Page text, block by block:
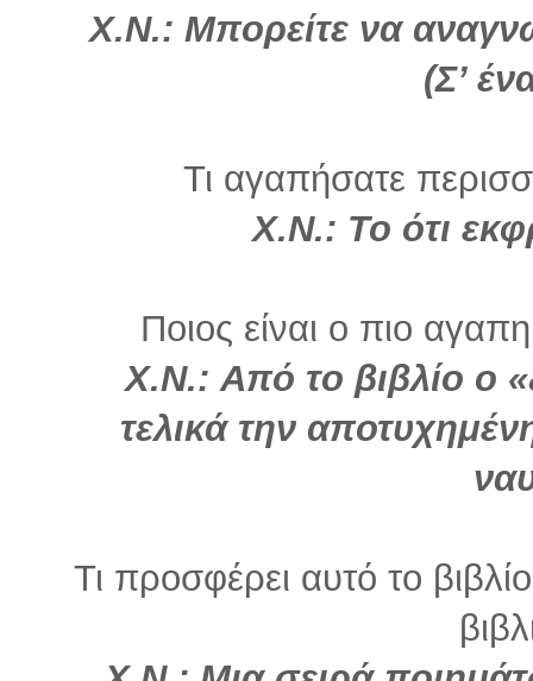
Χ.Ν.: Μπορείτε να
(Σ’
Τι αγαπήσατε
Χ.Ν.: Το ότι
Ποιος είναι ο πιο
Χ.Ν.: Από το βιβλίο ο
τελικά την
Τι προσφέρει αυτό το